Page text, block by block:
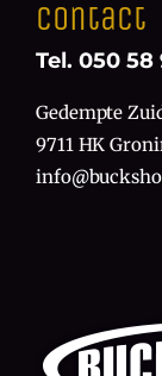
Contact
Tel. 050 58
Gedempte
9711 HK